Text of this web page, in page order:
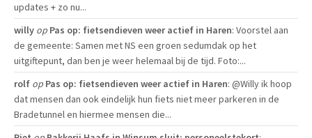
updates + zo nu...
willy op Pas op: fietsendieven weer actief in Haren: Voorstel aan
de gemeente: Samen met NS een groen sedumdak op het
uitgiftepunt, dan ben je weer helemaal bij de tijd. Foto:...
rolf op Pas op: fietsendieven weer actief in Haren: @Willy ik hoop
dat mensen dan ook eindelijk hun fiets niet meer parkeren in de
Bradetunnel en hiermee mensen die...